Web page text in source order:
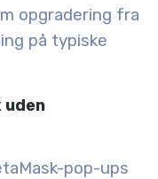
opgradering fra
på typiske
uden
pop-ups